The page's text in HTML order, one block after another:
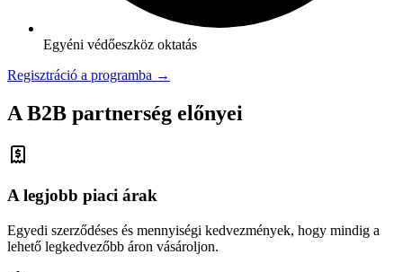
Egyéni védőeszköz oktatás
Regisztráció a programba →
A B2B partnerség előnyei
A legjobb piaci árak
Egyedi szerződéses és mennyiségi kedvezmények, hogy mindig a
lehető legkedvezőbb áron vásároljon.